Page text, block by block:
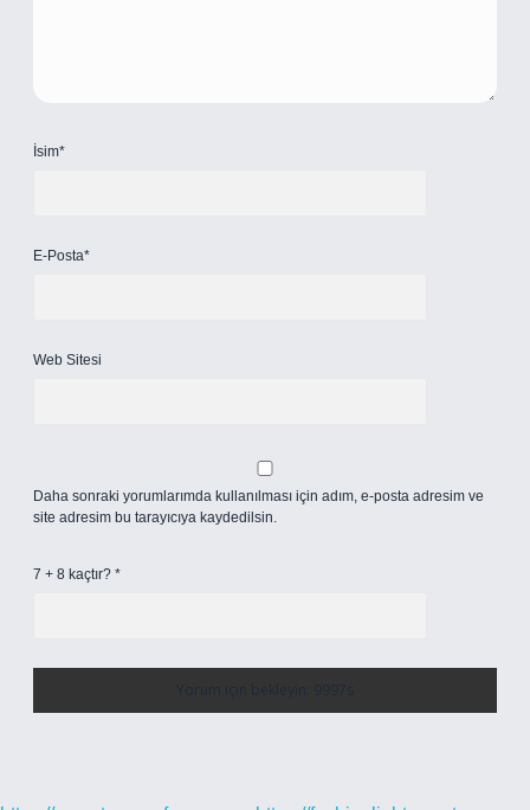
İsim*
E-Posta*
Web Sitesi
Daha sonraki yorumlarımda kullanılması için adım, e-posta adresim ve
site adresim bu tarayıcıya kaydedilsin.
7 + 8 kaçtır? *